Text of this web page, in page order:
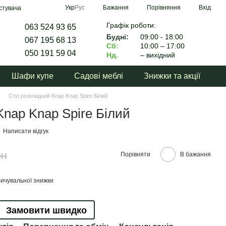
УкрРус Бажання Порівняння Вхід
063 524 93 65
067 195 68 13
050 191 59 04
Графік роботи:
Будні:
09:00 - 18:00
Сб:
10:00 – 17:00
Нд.
– вихідний
Шафи купе Садові меблі Знижки та акції
Стіл розкладний Knap Knap Spire Білий
Knap Spire Білий
Написати відгук
Порівняти В бажання
знижки
Замовити швидко